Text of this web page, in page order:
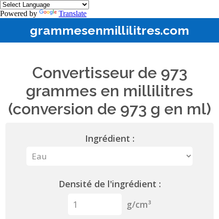
Powered by Translate
grammesenmillilitres.com
Convertisseur de 973
grammes en millilitres
(conversion de 973 g en ml)
Ingrédient :
Densité de l'ingrédient :
g/cm³